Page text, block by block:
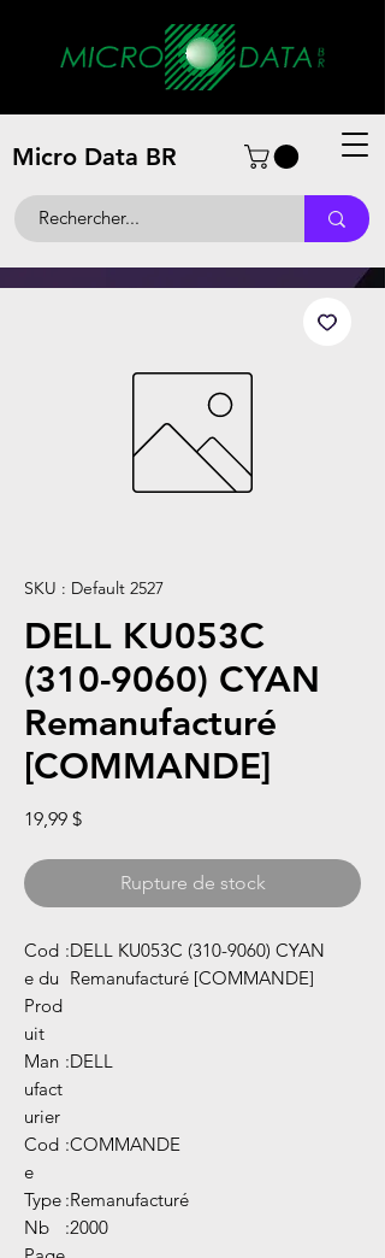
Micro Data BR
SKU : Default 2527
DELL KU053C
(310-9060) CYAN
Remanufacturé
[COMMANDE]
19,99 $Prix
Rupture de stock
Cod
e du
Prod
uit
:DELL KU053C (310-9060) CYAN
Remanufacturé [COMMANDE]
Man
ufact
urier
:DELL
Cod
e
:COMMANDE
Type :Remanufacturé
Nb
:2000